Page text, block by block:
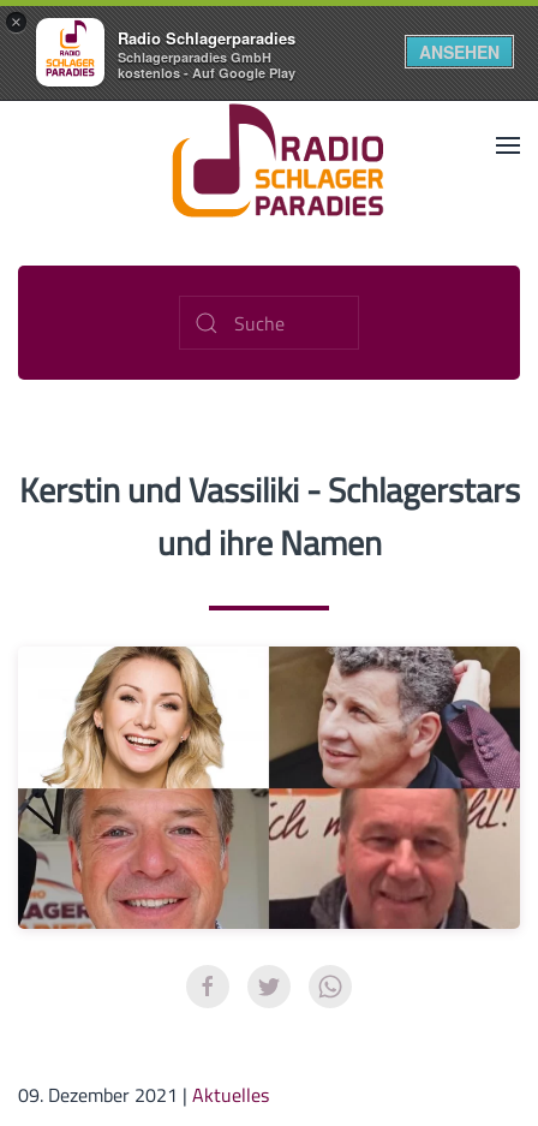
×
Radio Schlagerparadies
Schlagerparadies GmbH
kostenlos - Auf Google Play
ANSEHEN
Kerstin und Vassiliki - Schlagerstars
und ihre Namen
09. Dezember 2021 | Aktuelles